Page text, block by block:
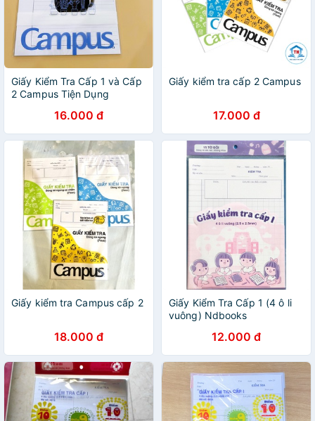
Giấy Kiểm Tra Cấp 1 và Cấp
2 Campus Tiện Dụng
16.000 đ
Giấy kiểm tra cấp 2 Campus
17.000 đ
Giấy kiểm tra Campus cấp 2
18.000 đ
Giấy Kiểm Tra Cấp 1 (4 ô li
vuông) Ndbooks
12.000 đ